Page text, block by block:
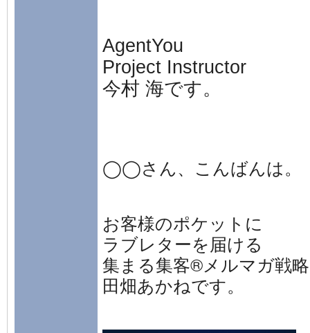
AgentYou
Project Instructor
今村 海です。
◯◯さん、こんばんは。
お客様のポケットに
ラブレターを届ける
集まる集客®メルマガ戦
田畑あかねです。